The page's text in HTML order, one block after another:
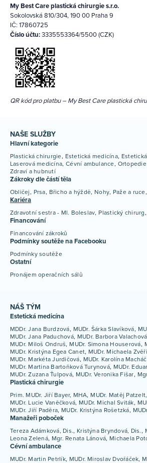
My Best Care plastická chirurgie s.r.o.
Sokolovská 810/304, 190 00 Praha 9
IČ: 17860725
Číslo účtu:3335553364/5500 (CZK)
QR kód pro platbu – My Best Care plastická
NAŠE SLUŽBY
Hlavní kategorie
Plastická chirurgie Estetická medicína
Laserová medicína Cévní ambulance
Zdraví a hubnutí
Zákroky dle částí těla
Obličej Prsa Břicho a hýždě Nohy Paže a ruce
Kariéra
Zdravotní sestra - Ml. Boleslav Plastický chirurg
Financování
Financování zákroků
Podmínky soutěže na Facebooku
Podmínky soutěže
Ostatní
Pronájem operačních sálů
NÁŠ TÝM
Estetická medicína
MDDr. Jana Burdzová MUDr. Šárka Slavíková
MUDr. Jana Paduchová MUDr. Barbora
MUDr. Miloš Ondruš MUDr. Simona Houserová
MUDr. Kristýna Egea Canet MUDr. Michaela
MUDr. Markéta Jurdičová MUDr. Karolína
MUDr. Martina Bartoňková Turynová MUDr.
MUDr. Zuzana Ťulpová MUDr. Veronika Fišar
Plastická chirurgie
Prim. MUDr. Jiří Bayer, MHA MUDr. Matěj
MUDr. Lucie Vaněčková MUDr. Michal Sviták
MUDr. Jiří Paděra MUDr. Kristýna Rošetzká
Manažeři poboček
Tereza Adámková, Dis. Kristýna Bryndová, Dis.
Leona Zelená Mgr. Renata Lánová Michaela
Cévní ambulance
MUDr. Martin Petrlík MUDr. Miroslav Dvořáček